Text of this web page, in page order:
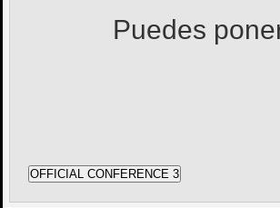
Puedes
OFFICIAL CONFERENCE 3